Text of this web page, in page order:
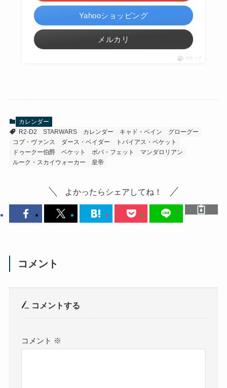
Yahooショッピング
メルカリ
ポチップ
カレンダー
R2-D2
STARWARS カレンダー キャド・ベイン
グローグー
コブ・ヴァンス
ダース・ベイダー
トバイアス・ベケット
ドゥークー伯爵
ベケット ボバ・フェット
マンダロリアン
ルーク・スカイウォーカー
皇帝
よかったらシェアしてね！
コメント
コメントする
コメント ※